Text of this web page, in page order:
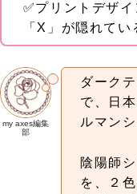
✅プリントデザ
「X」が隠れてい
my axes編集
部
ダーク
で、日
ルマン
陰陽師
を、２